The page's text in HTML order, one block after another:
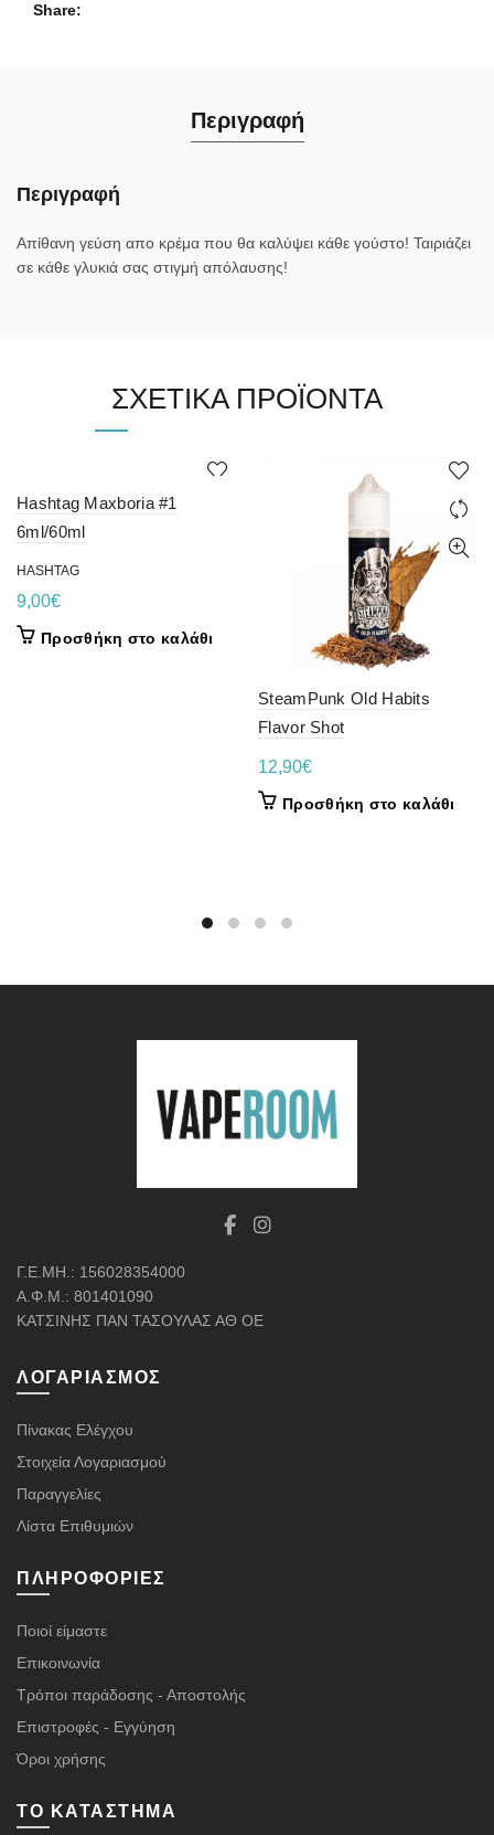
Share
Περιγραφή
Περιγραφή
Απίθανη γεύση απο κρέμα που θα καλύψει κάθε γούστο! Ταιριάζει
σε κάθε γλυκιά σας στιγμή απόλαυσης!
ΣΧΕΤΙΚΆ ΠΡΟΪΌΝΤΑ
Hashtag Maxboria #1
6ml/60ml
HASHTAG
9,00€
Προσθήκη στο καλάθι
SteamPunk Old Habits
Flavor Shot
12,90€
Προσθήκη στο καλάθι
Γ.Ε.ΜΗ.: 156028354000
Α.Φ.Μ.: 801401090
ΚΑΤΣΙΝΗΣ ΠΑΝ ΤΑΣΟΥΛΑΣ ΑΘ ΟΕ
ΛΟΓΑΡΙΑΣΜΌΣ
Πίνακας Ελέγχου
Στοιχεία Λογαριασμού
Παραγγελίες
Λίστα Επιθυμιών
ΠΛΗΡΟΦΟΡΊΕΣ
Ποιοί είμαστε
Επικοινωνία
Τρόποι παράδοσης - Αποστολής
Επιστροφές - Εγγύηση
Όροι χρήσης
ΤΟ ΚΑΤΆΣΤΗΜΑ